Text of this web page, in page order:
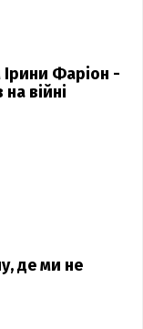
Фаріон -
війні
де ми не